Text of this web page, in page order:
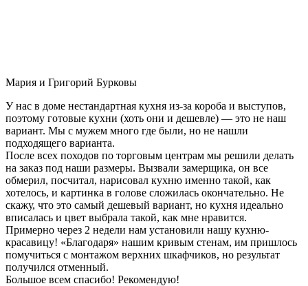
Мария и Григорий Бурковы
У нас в доме нестандартная кухня из-за короба и выступов,
поэтому готовые кухни (хоть они и дешевле) — это не наш
вариант. Мы с мужем много где были, но не нашли
подходящего варианта.
После всех походов по торговым центрам мы решили делать
на заказ под наши размеры. Вызвали замерщика, он все
обмерил, посчитал, нарисовал кухню именно такой, как
хотелось, и картинка в голове сложилась окончательно. Не
скажу, что это самый дешевый вариант, но кухня идеально
вписалась и цвет выбрала такой, как мне нравится.
Примерно через 2 недели нам установили нашу кухню-
красавицу! «Благодаря» нашим кривым стенам, им пришлось
помучиться с монтажом верхних шкафчиков, но результат
получился отменный.
Большое всем спасибо! Рекомендую!